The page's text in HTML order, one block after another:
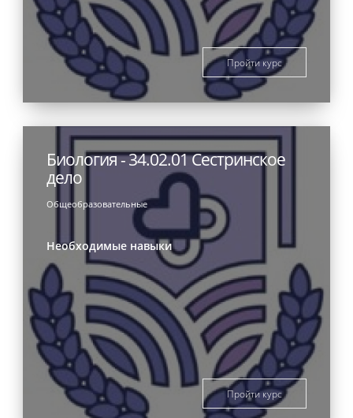
Пройти курс
Биология - 34.02.01 Сестринское
дело
Общеобразовательные
Необходимые навыки
Пройти курс